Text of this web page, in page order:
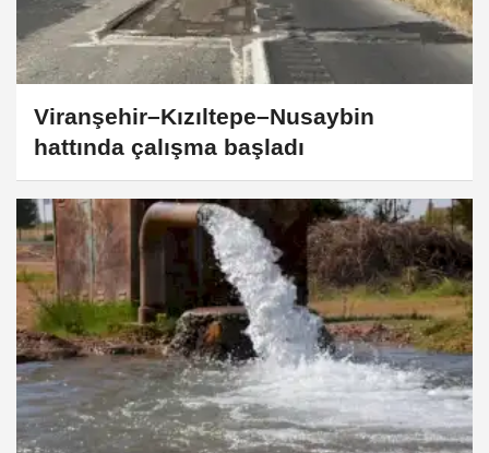
Viranşehir–Kızıltepe–Nusaybin
hattında çalışma başladı